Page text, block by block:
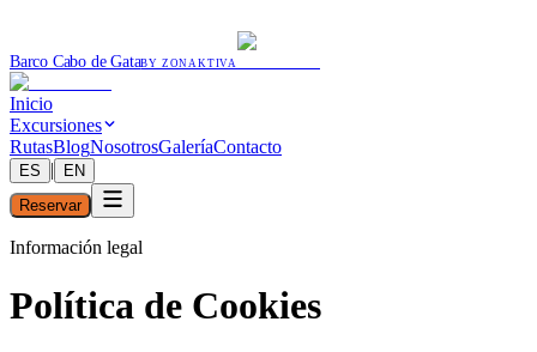
Barco Cabo de GataBY ZONAKTIVA
Inicio
Excursiones
RutasBlogNosotrosGaleríaContacto
ES |
EN
Reservar
Información legal
Política de Cookies